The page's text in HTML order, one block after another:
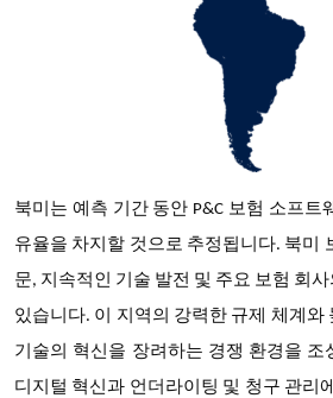
북미는 예측 기간 동안 P&C 보험 소프트
유율을 차지할 것으로 추정됩니다. 북미
문, 지속적인 기술 발전 및 주요 보험 회
있습니다. 이 지역의 강력한 규제 체계와
기술의 혁신을 장려하는 경쟁 환경을 조
디지털 혁신과 언더라이팅 및 청구 관리